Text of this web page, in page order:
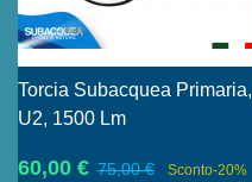
Torcia Subacquea
U2, 1500 Lm
60,00 € 75,00 € Sconto-20%